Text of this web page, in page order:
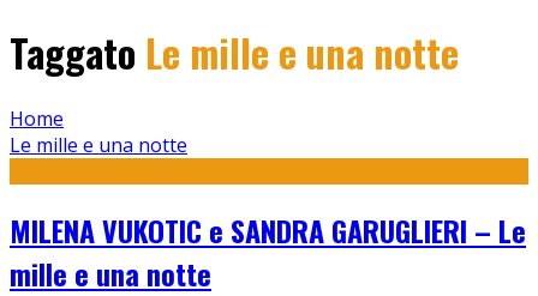
Taggato Le mille e una notte
Home
Le mille e una notte
MILENA VUKOTIC e SANDRA GARUGLIERI – Le
mille e una notte